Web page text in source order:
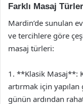
Farklı Masaj
Mardin’de sunulan
ve tercihlere göre
masaj türleri:
1. **Klasik Masaj**:
artırmak için
günün ardından